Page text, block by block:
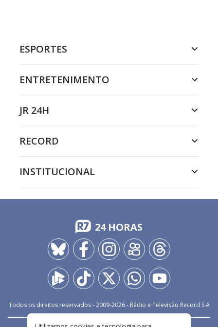
ESPORTES
ENTRETENIMENTO
JR 24H
RECORD
INSTITUCIONAL
24 HORAS
Todos os direitos reservados - 2009-2026- Rádio e Televisão Record S.A